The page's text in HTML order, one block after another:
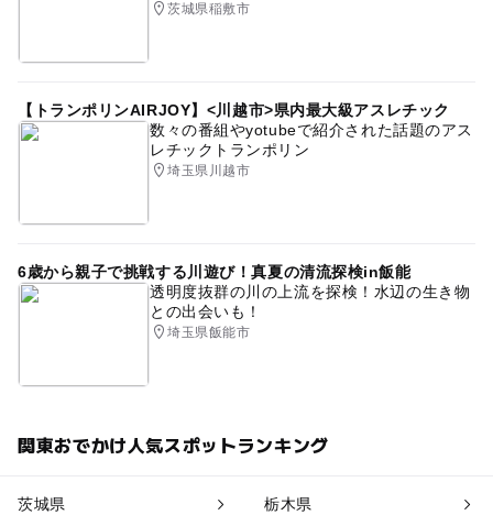
茨城県稲敷市
【トランポリンAIRJOY】<川越市>県内最大級アスレチック
数々の番組やyotubeで紹介された話題のアス
レチックトランポリン
埼玉県川越市
6歳から親子で挑戦する川遊び！真夏の清流探検in飯能
透明度抜群の川の上流を探検！水辺の生き物
との出会いも！
埼玉県飯能市
関東おでかけ人気スポットランキング
茨城県 栃木県